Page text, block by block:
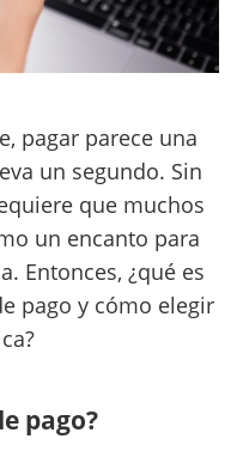
pagar parece una
un segundo. Sin
que muchos
un encanto para
Entonces, ¿qué es
pago y cómo elegir
pago?